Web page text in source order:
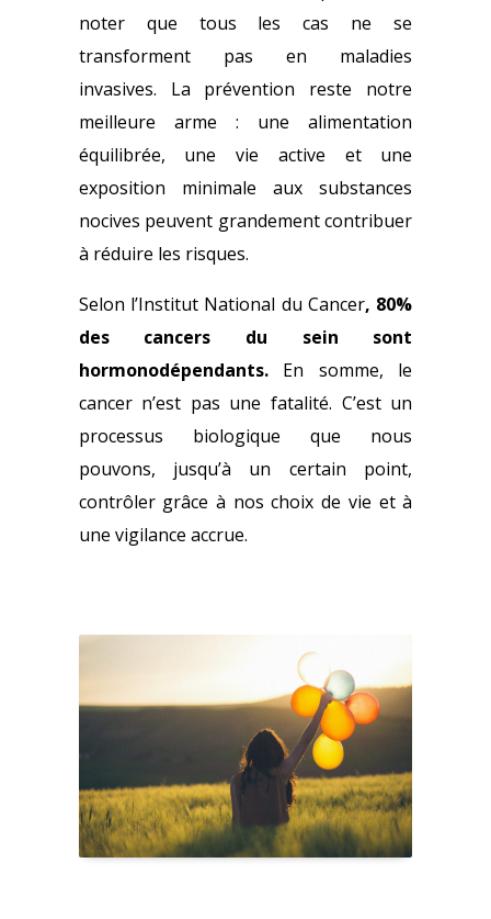
noter que tous les cas ne se
transforment pas en maladies
invasives. La prévention reste notre
meilleure arme : une alimentation
équilibrée, une vie active et une
exposition minimale aux substances
nocives peuvent grandement contribuer
à réduire les risques.
Selon l’Institut National du Cancer, 80%
des cancers du sein sont
hormonodépendants.
En somme, le
cancer n’est pas une fatalité. C’est un
processus biologique que nous
pouvons, jusqu’à un certain point,
contrôler grâce à nos choix de vie et à
une vigilance accrue.